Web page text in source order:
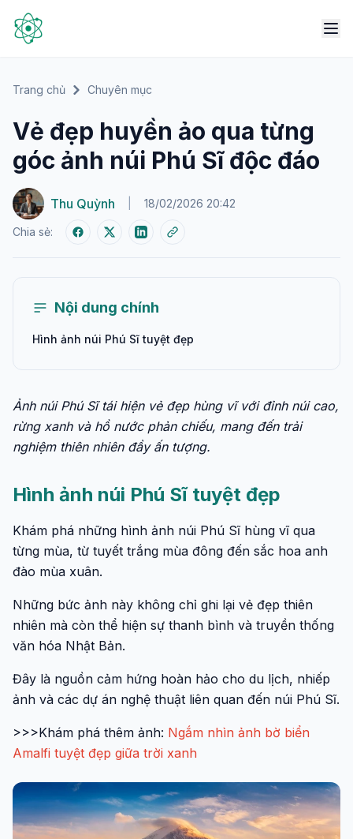
Trang chủ Chuyên mục
Vẻ đẹp huyền ảo qua từng
góc ảnh núi Phú Sĩ độc đáo
Thu Quỳnh 18/02/2026 20:42
Chia sẻ:
Nội dung chính
Hình ảnh núi Phú Sĩ tuyệt đẹp
Ảnh núi Phú Sĩ tái hiện vẻ đẹp hùng vĩ với đỉnh núi cao,
rừng xanh và hồ nước phản chiếu, mang đến trải
nghiệm thiên nhiên đầy ấn tượng.
Hình ảnh núi Phú Sĩ tuyệt đẹp
Khám phá những hình ảnh núi Phú Sĩ hùng vĩ qua
từng mùa, từ tuyết trắng mùa đông đến sắc hoa anh
đào mùa xuân.
Những bức ảnh này không chỉ ghi lại vẻ đẹp thiên
nhiên mà còn thể hiện sự thanh bình và truyền thống
văn hóa Nhật Bản.
Đây là nguồn cảm hứng hoàn hảo cho du lịch, nhiếp
ảnh và các dự án nghệ thuật liên quan đến núi Phú Sĩ.
>>>Khám phá thêm ảnh: Ngắm nhìn ảnh bờ biển
Amalfi tuyệt đẹp giữa trời xanh